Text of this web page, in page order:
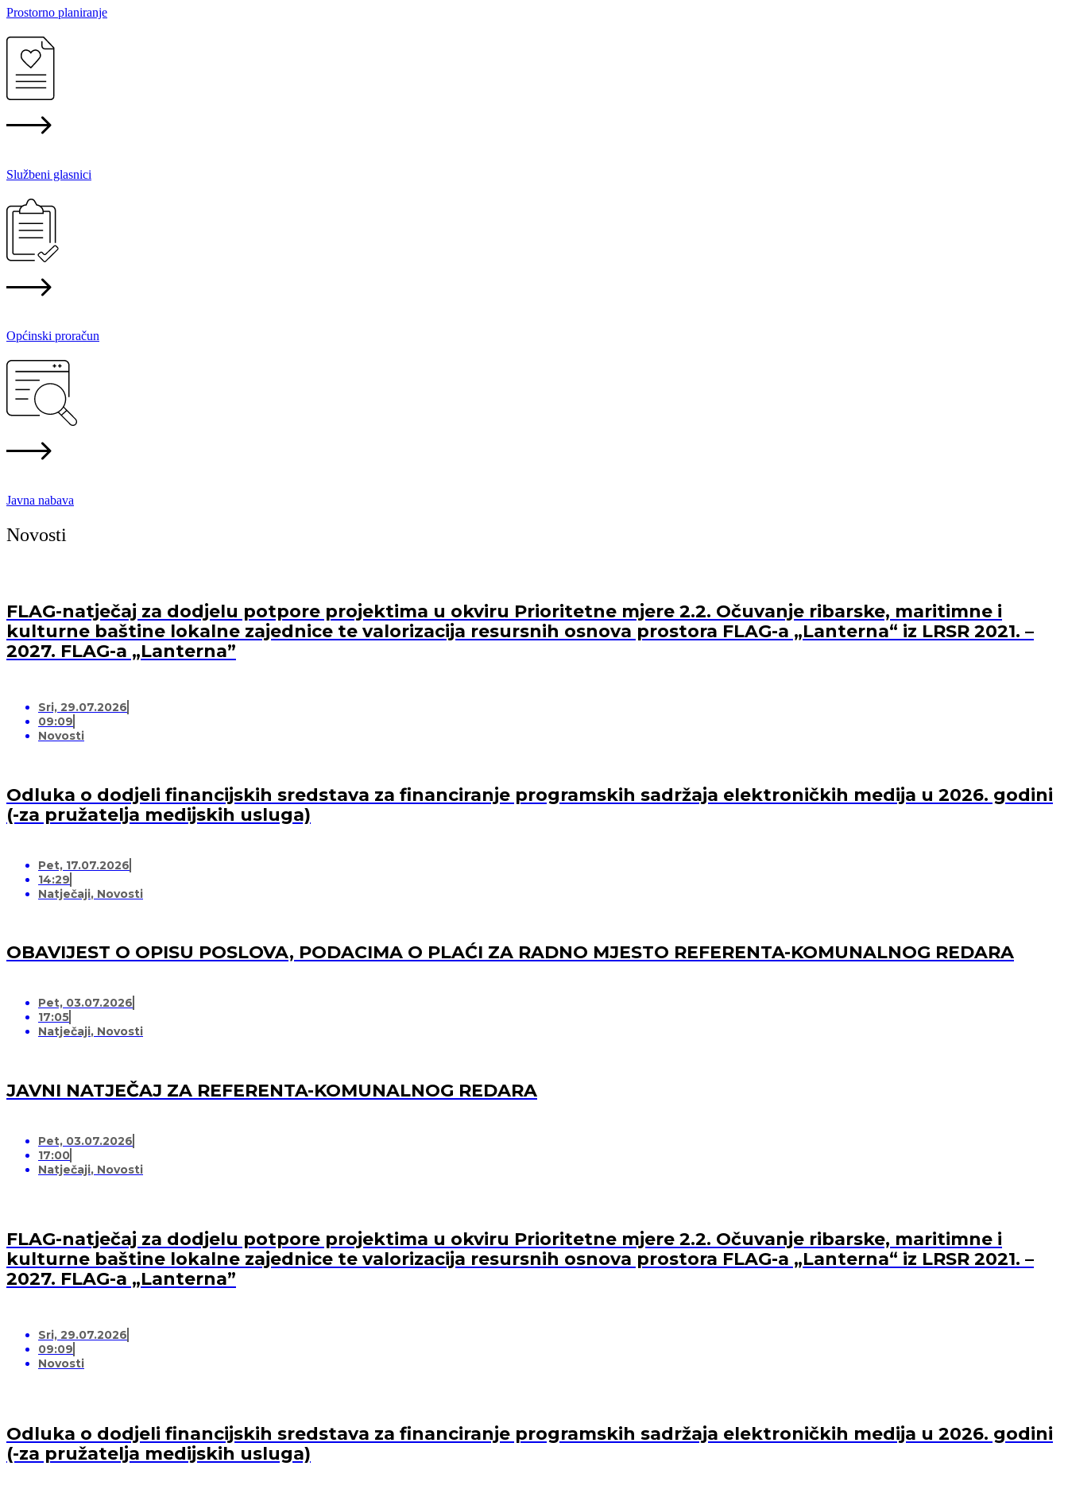
Prostorno planiranje
Službeni glasnici
Općinski proračun
Javna nabava
Novosti
FLAG-natječaj za dodjelu potpore projektima u okviru Prioritetne mjere 2.2. Očuvanje ribarske, maritimne i
kulturne baštine lokalne zajednice te valorizacija resursnih osnova prostora FLAG-a „Lanterna“ iz LRSR 2021. –
2027. FLAG-a „Lanterna”
Sri, 29.07.2026
09:09
Novosti
Odluka o dodjeli financijskih sredstava za financiranje programskih sadržaja elektroničkih medija u 2026. godini
(-za pružatelja medijskih usluga)
Pet, 17.07.2026
14:29
Natječaji, Novosti
OBAVIJEST O OPISU POSLOVA, PODACIMA O PLAĆI ZA RADNO MJESTO REFERENTA-KOMUNALNOG REDARA
Pet, 03.07.2026
17:05
Natječaji, Novosti
JAVNI NATJEČAJ ZA REFERENTA-KOMUNALNOG REDARA
Pet, 03.07.2026
17:00
Natječaji, Novosti
FLAG-natječaj za dodjelu potpore projektima u okviru Prioritetne mjere 2.2. Očuvanje ribarske, maritimne i
kulturne baštine lokalne zajednice te valorizacija resursnih osnova prostora FLAG-a „Lanterna“ iz LRSR 2021. –
2027. FLAG-a „Lanterna”
Sri, 29.07.2026
09:09
Novosti
Odluka o dodjeli financijskih sredstava za financiranje programskih sadržaja elektroničkih medija u 2026. godini
(-za pružatelja medijskih usluga)